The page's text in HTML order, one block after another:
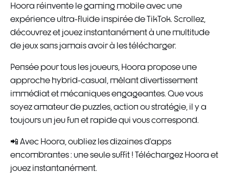
Hoora réinvente le gaming mobile avec une
expérience ultra-fluide inspirée de TikTok. Scrollez,
découvrez et jouez instantanément à une multitude
de jeux sans jamais avoir à les télécharger.
Pensée pour tous les joueurs, Hoora propose une
approche hybrid-casual, mêlant divertissement
immédiat et mécaniques engageantes. Que vous
soyez amateur de puzzles, action ou stratégie, il y a
toujours un jeu fun et rapide qui vous correspond.
📲 Avec Hoora, oubliez les dizaines d’apps
encombrantes : une seule suffit ! Téléchargez Hoora et
jouez instantanément.